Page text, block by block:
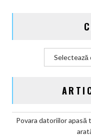
Povara datoriilor apasă